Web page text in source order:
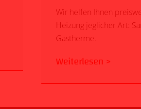
Wir helfen Ihnen
Heizung jeglicher Art:
Gastherme.
Weiterlesen >